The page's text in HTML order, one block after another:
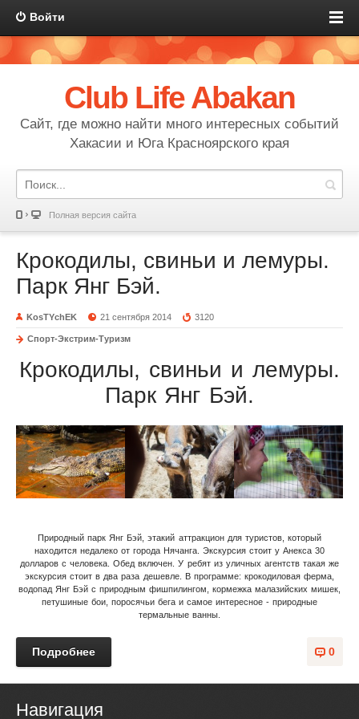
Войти
Club Life Abakan
Сайт, где можно найти много интересных событий
Хакасии и Юга Красноярского края
Полная версия сайта
Крокодилы, свиньи и лемуры.
Парк Янг Бэй.
KosTYchEK 21 сентября 2014 3120
Спорт-Экстрим-Туризм
Крокодилы, свиньи и лемуры.
Парк Янг Бэй.
Природный парк Янг Бэй, этакий аттракцион для туристов, который
находится недалеко от города Нячанга. Экскурсия стоит у Анекса 30
долларов с человека. Обед включен. У ребят из уличных агентств такая же
экскурсия стоит в два раза дешевле. В программе: крокодиловая ферма,
водопад Янг Бэй с природным фишпилингом, кормежка малазийских мишек,
петушиные бои, поросячьи бега и самое интересное - природные
термальные ванны.
0
Подробнее
Навигация